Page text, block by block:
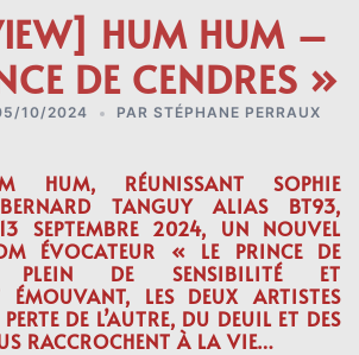
HUM HUM –
DE CENDRES »
10/2024 PAR STÉPHANE PERRAUX
HUM, RÉUNISSANT SOPHIE
TANGUY ALIAS BT93,
SEPTEMBRE 2024, UN NOUVEL
ÉVOCATEUR « LE PRINCE DE
PLEIN DE SENSIBILITÉ ET
ÉMOUVANT, LES DEUX ARTISTES
DE L’AUTRE, DU DEUIL ET DES
RACCROCHENT À LA VIE…